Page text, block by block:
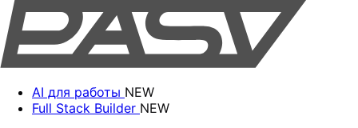
AI для работы NEW
Full Stack Builder NEW